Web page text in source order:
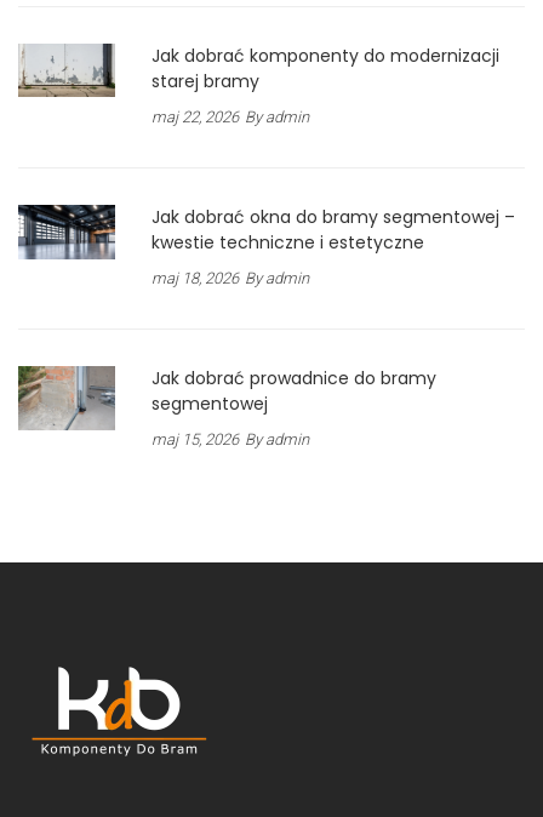
Jak dobrać komponenty do modernizacji
starej bramy
maj 22, 2026 By admin
Jak dobrać okna do bramy segmentowej –
kwestie techniczne i estetyczne
maj 18, 2026 By admin
Jak dobrać prowadnice do bramy
segmentowej
maj 15, 2026 By admin